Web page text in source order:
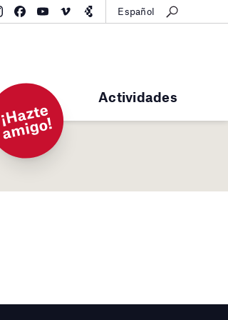
Actividades
Español
¡
H
a
zt
e
a
mi
g
o!